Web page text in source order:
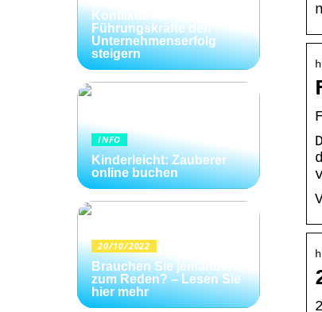
Konfliktlösungen der
Führungskräfte den
Unternehmenserfolg
steigern
INFO
Kinderleicht: Zauberer
online buchen
20/10/2022
Brauchen Sie jemanden
zum Reden? – Lesen Sie
hier mehr